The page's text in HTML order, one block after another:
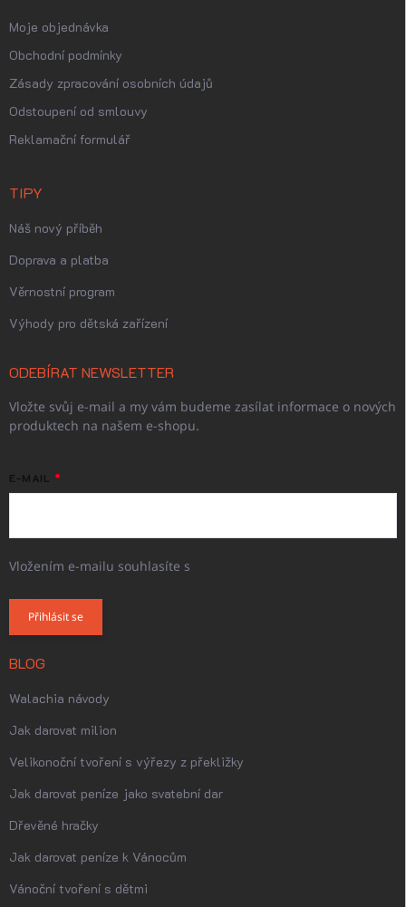
Moje objednávka
Obchodní podmínky
Zásady zpracování osobních údajů
Odstoupení od smlouvy
Reklamační formulář
TIPY
Náš nový příběh
Doprava a platba
Věrnostní program
Výhody pro dětská zařízení
ODEBÍRAT NEWSLETTER
Vložte svůj e-mail a my vám budeme zasílat informace o nových
produktech na našem e-shopu.
E-MAIL
Vložením e-mailu souhlasíte s
Přihlásit se
BLOG
Walachia návody
Jak darovat milion
Velikonoční tvoření s výřezy z překližky
Jak darovat peníze jako svatební dar
Dřevěné hračky
Jak darovat peníze k Vánocům
Vánoční tvoření s dětmi